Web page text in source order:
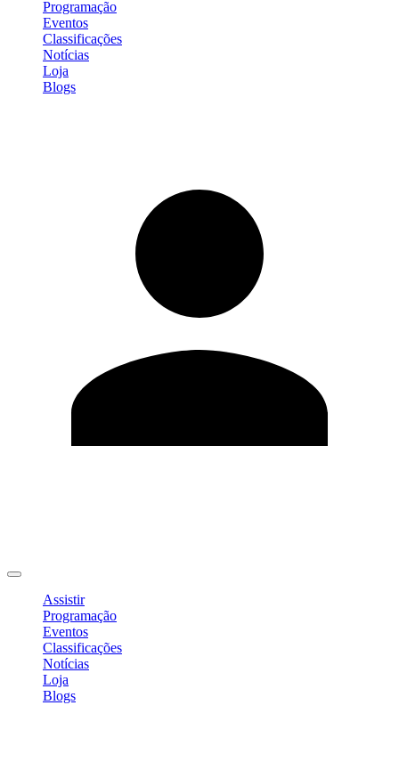
Programação
Eventos
Classificações
Notícias
Loja
Blogs
Assistir
Programação
Eventos
Classificações
Notícias
Loja
Blogs